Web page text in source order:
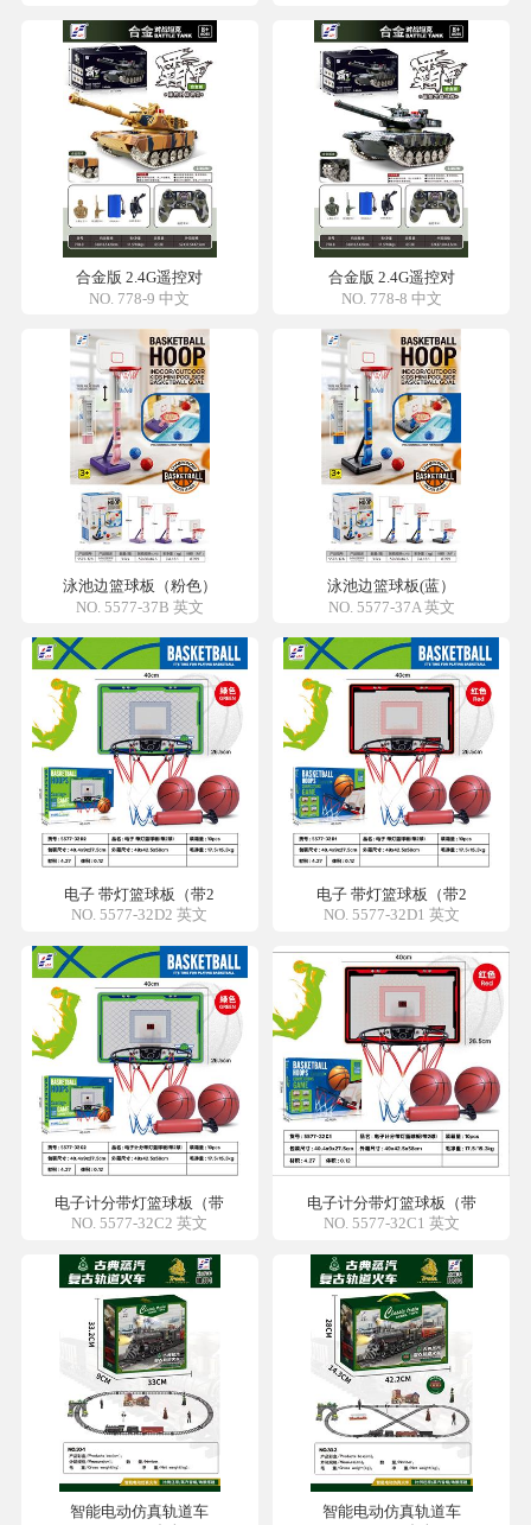
合金版 2.4G遥控对
NO. 778-9 中文
合金版 2.4G遥控对
NO. 778-8 中文
泳池边篮球板（粉色）
NO. 5577-37B 英文
泳池边篮球板(蓝）
NO. 5577-37A 英文
电子 带灯篮球板（带2
NO. 5577-32D2 英文
电子 带灯篮球板（带2
NO. 5577-32D1 英文
电子计分带灯篮球板（带
NO. 5577-32C2 英文
电子计分带灯篮球板（带
NO. 5577-32C1 英文
智能电动仿真轨道车
智能电动仿真轨道车